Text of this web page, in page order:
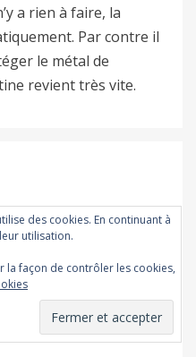
a rien à faire, la
Par contre il
le métal de
revient très vite.
des cookies. En continuant à
utilisation.
la façon de contrôler les cookies,